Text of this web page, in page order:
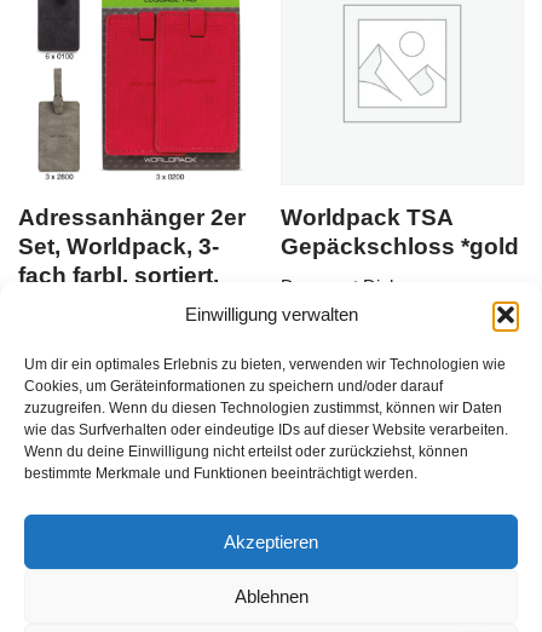
Einwilligung verwalten
Um dir ein optimales Erlebnis zu bieten, verwenden wir Technologien wie
Cookies, um Geräteinformationen zu speichern und/oder darauf
zuzugreifen. Wenn du diesen Technologien zustimmst, können wir Daten
wie das Surfverhalten oder eindeutige IDs auf dieser Website verarbeiten.
Wenn du deine Einwilligung nicht erteilst oder zurückziehst, können
bestimmte Merkmale und Funktionen beeinträchtigt werden.
Akzeptieren
Ablehnen
Adressanhänger 2er
Set, Worldpack, 3-
fach farbl. sortiert,
hier anmelden, bevor Du
Produkte kaufen kannstEAN:
4002282144294
zzgl.Versandkosten
12
Worldpack TSA
Gepäckschloss *gold
Du musst Dich
hier anmelden
Produkte kaufen kannst
EAN:
4002282061959